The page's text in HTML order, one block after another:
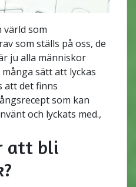
värld som
som ställs på oss, de
ju alla människor
sätt att lyckas
att det finns
som kan
och lyckats med.,
att bli